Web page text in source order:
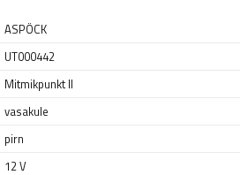
ASPÖCK
UT000442
Mitmikpunkt II
vasakule
pirn
12 V